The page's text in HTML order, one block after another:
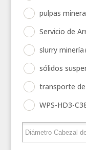
pulpas
Servicio de
slurry minería
sólidos
transporte
WPS-HD3-